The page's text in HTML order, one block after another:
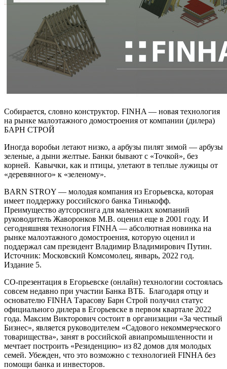
Собирается, словно конструктор. FINHA — новая технология
на рынке малоэтажного домостроения от компании (дилера)
БАРН СТРОЙ
Иногда воробьи летают низко, а арбузы пилят зимой — арбузы
зеленые, а дыни желтые. Банки бывают с «Точкой», без
корней. Кавычки, как и птицы, улетают в теплые лужицы от
«деревянного» к «зеленому».
BARN STROY — молодая компания из Егорьевска, которая
имеет поддержку российского банка Тинькофф.
Преимущество аутсорсинга для маленьких компаний
руководитель Жаворонков М.В. оценил еще в 2001 году. И
сегодняшняя технология FINHA — абсолютная новинка на
рынке малоэтажного домостроения, которую оценил и
поддержал сам президент Владимир Владимирович Путин.
Источник: Московский Комсомолец, январь, 2022 год.
Издание 5.
СО-презентация в Егорьевске (онлайн) технологии состоялась
совсем недавно при участии Банка ВТБ. Благодаря отцу и
основателю FINHA Тарасову Барн Строй получил статус
официального дилера в Егорьевске в первом квартале 2022
года. Максим Викторович состоит в организации «За честный
Бизнес», является руководителем «Садового некоммерческого
товарищества», занят в российской авиапромышленности и
мечтает построить «Резиденцию» из 82 домов для молодых
семей. Убежден, что это возможно с технологией FINHA без
помощи банка и инвесторов.